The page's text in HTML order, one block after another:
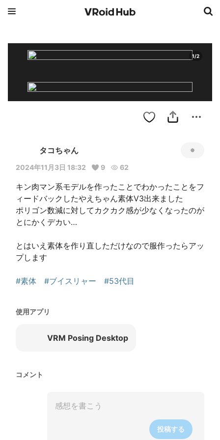
1/2
タコちゃん
2024年11月3日 18:32 9 62
キン肉マン系モデルを作ったことでわかったことをフ
ィードバックしたやえちゃん素体V3出来ました
ポリゴン数減に対してカクカク感が少なくなったのが
とにかくデカい…
とはいえ素体を作り直しただけなので服作ったらアッ
プします
#素体 #ブイスリャー #53代目
使用アプリ
VRM Posing Desktop
コメント
投稿する